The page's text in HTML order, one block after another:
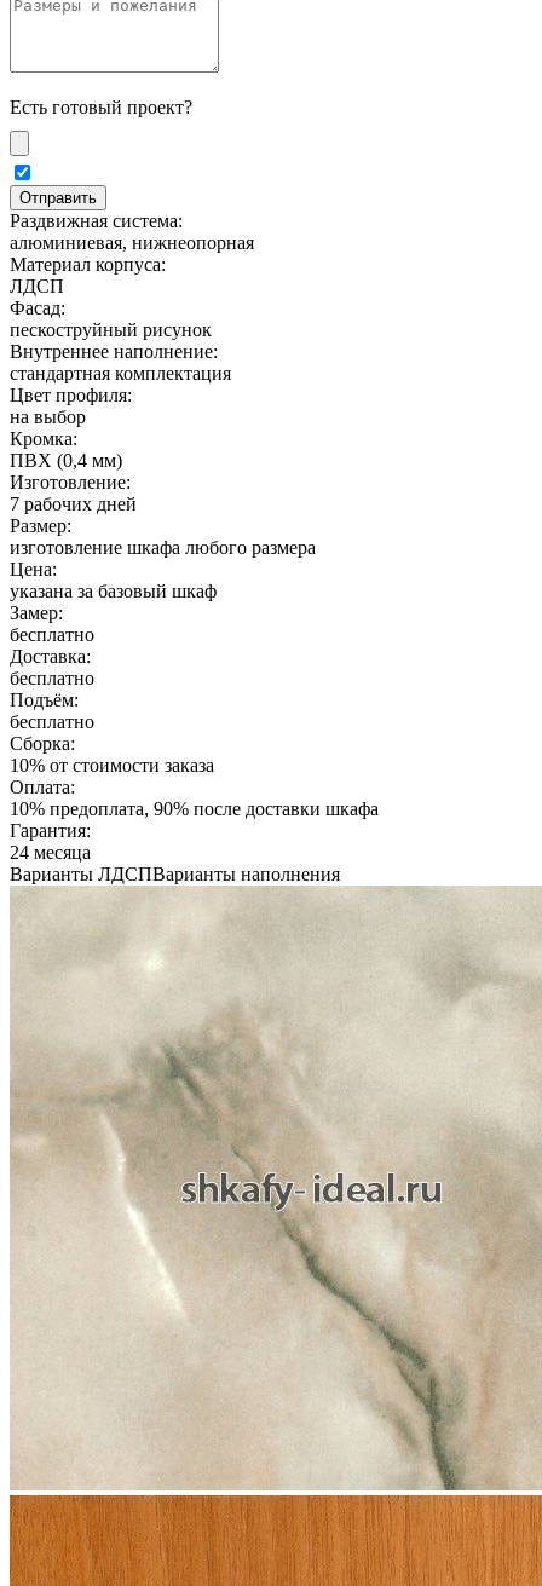
Есть готовый проект?
Раздвижная система:
алюминиевая, нижнеопорная
Материал корпуса:
ЛДСП
Фасад:
пескоструйный рисунок
Внутреннее наполнение:
стандартная комплектация
Цвет профиля:
на выбор
Кромка:
ПВХ (0,4 мм)
Изготовление:
7 рабочих дней
Размер:
изготовление шкафа любого размера
Цена:
указана за базовый шкаф
Замер:
бесплатно
Доставка:
бесплатно
Подъём:
бесплатно
Сборка:
10% от стоимости заказа
Оплата:
10% предоплата, 90% после доставки шкафа
Гарантия:
24 месяца
Варианты ЛДСПВарианты наполнения